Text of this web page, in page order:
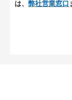
は、 弊社営業窓口